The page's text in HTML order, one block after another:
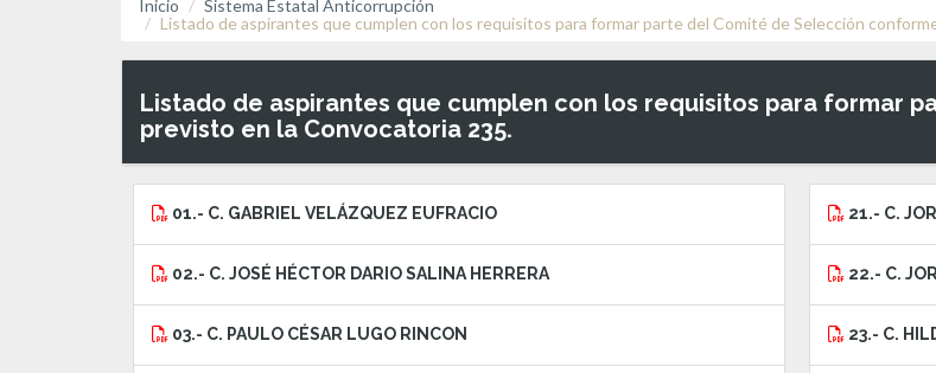
Inicio
Sistema Estatal Anticorrupción
Listado de aspirantes que cumplen con los requisitos para formar parte del Comité de Selección
Listado de aspirantes que cumplen con los requisitos para formar
previsto en la Convocatoria 235.
01.- C. GABRIEL VELÁZQUEZ EUFRACIO
02.- C. JOSÉ HÉCTOR DARIO SALINA HERRERA
03.- C. PAULO CÉSAR LUGO RINCON
21.- C.
22.- C.
23.- C.